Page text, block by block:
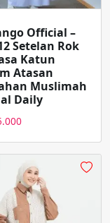
Official –
Setelan Rok
Katun
Atasan
Muslimah
Daily